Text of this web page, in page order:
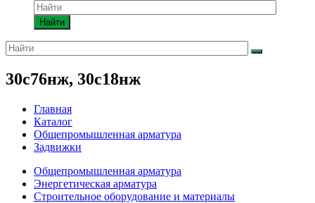
Найти
30с76нж, 30с18нж
Главная
Каталог
Общепромышленная арматура
Задвижки
Общепромышленная арматура
Энергетическая арматура
Строительное оборудование и материалы